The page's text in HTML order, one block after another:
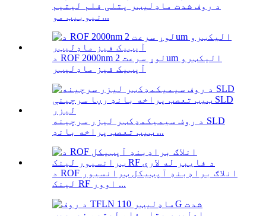
د روف شدت ماډلیټر پتلی فلم لیتیم
نیوبیټ مو...
د ROF 2000nm لوړ سرعت 2um الیکټرو
آپټیک فیز ماډلیټر
د روف سیمیکمډکټر لیزر سرچینه SLD
ټیټ تعصب پراخه بانډ ...
د ROF انلاګ براډبنډ آپټیکل ټرانسیور
لینک RF اوور ...